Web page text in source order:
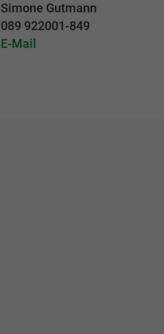
Simone Gutmann
089 922001-849
E-Mail